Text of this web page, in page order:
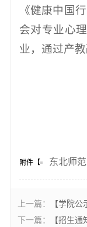
《健康中国
会对专业心
业，通过产
附件【 东北师
上一篇：
【学院
下一篇：
【招生